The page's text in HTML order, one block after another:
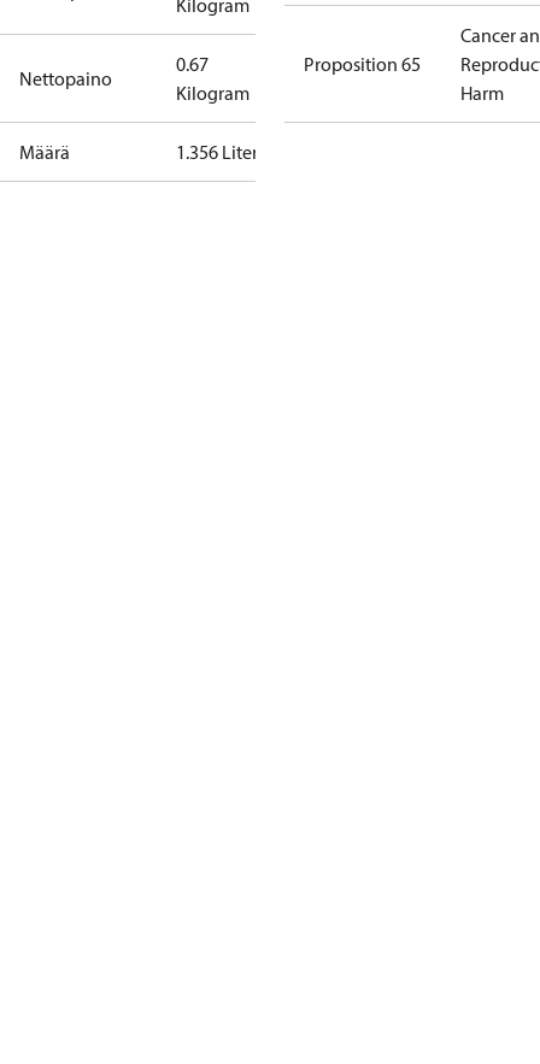
Kilogram
Nettopaino
0.67
Kilogram
Määrä 1.356 Liter
Proposition 65
Cancer
Harm